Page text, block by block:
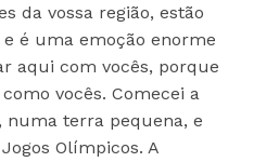
da vossa região, estão
é uma emoção enorme
aqui com vocês, porque
vocês. Comecei a
numa terra pequena, e
Olímpicos. A